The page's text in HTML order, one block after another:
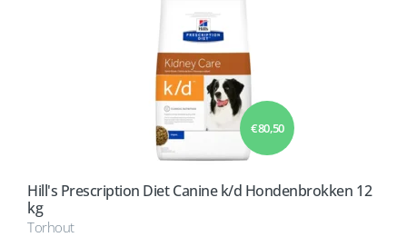
€ 80,50
Hill's Prescription Diet Canine k/d Hondenbrokken 12
kg
Torhout